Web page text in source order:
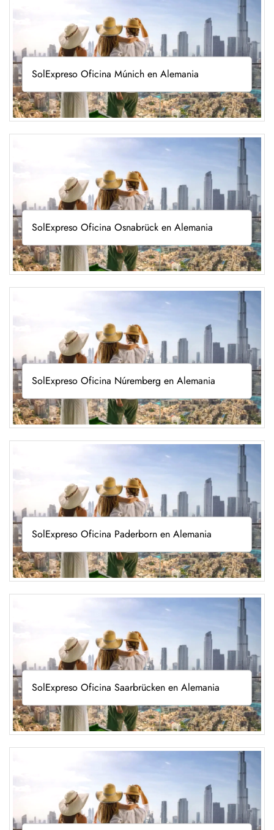
SolExpreso Oficina Múnich en Alemania
SolExpreso Oficina Osnabrück en Alemania
SolExpreso Oficina Núremberg en Alemania
SolExpreso Oficina Paderborn en Alemania
SolExpreso Oficina Saarbrücken en Alemania